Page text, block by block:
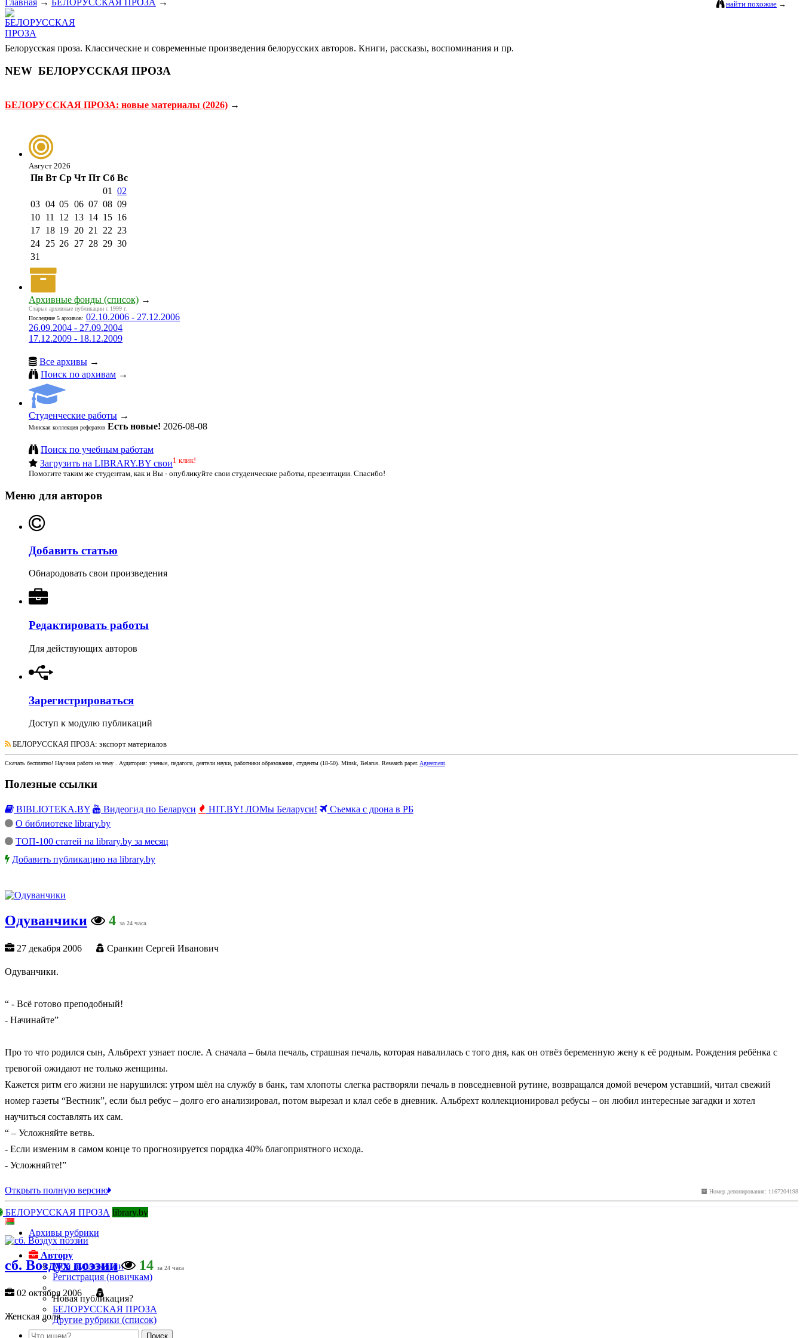
найти похожие →
Главная → БЕЛОРУССКАЯ ПРОЗА →
Белорусская проза. Классические и современные произведения белорусских авторов. Книги, рассказы, воспоминания и пр.
NEW БЕЛОРУССКАЯ ПРОЗА
БЕЛОРУССКАЯ ПРОЗА: новые материалы (2026) →
Август 2026
Пн Вт Ср Чт Пт Сб Вс
01
02
03 04 05 06 07 08 09
10 11 12 13 14 15 16
17 18 19 20 21 22 23
24 25 26 27 28 29 30
31
Архивные фонды (список) →
Старые архивные публикации с 1999 г.
Последние 5 архивов: 02.10.2006 - 27.12.2006
26.09.2004 - 27.09.2004
17.12.2009 - 18.12.2009
Все архивы →
Поиск по архивам →
Студенческие работы →
Минская коллекция рефератов Есть новые! 2026-08-08
Поиск по учебным работам
Загрузить на LIBRARY.BY свои1 клик!
Помогите таким же студентам, как и Вы - опубликуйте свои студенческие работы, презентации. Спасибо!
Меню для авторов
Добавить статью
Обнародовать свои произведения
Редактировать работы
Для действующих авторов
Зарегистрироваться
Доступ к модулю публикаций
БЕЛОРУССКАЯ ПРОЗА: экспорт материалов
Скачать бесплатно! Научная работана тему . Аудитория: ученые, педагоги, деятели науки, работники образования, студенты (18-50). Minsk, Belarus. Research paper. Agreement.
Полезные ссылки
BIBLIOTEKA.BY Видеогид по Беларуси HIT.BY! ЛОМы Беларуси!
Съемка с дрона в РБ
О библиотеке library.by
ТОП-100 статей на library.by за месяц
Добавить публикацию на library.by
Одуванчики 4 за 24 часа
27 декабря 2006 Сранкин Сергей Иванович
Одуванчики.
“ - Всё готово преподобный!
- Начинайте”
Про то что родился сын, Альбрехт узнает после. А сначала – была печаль, страшная печаль, которая навалилась с того дня, как он отвёз беременную жену к её родным. Рождения ребёнка с
тревогой ожидают не только женщины.
Кажется ритм его жизни не нарушился: утром шёл на службу в банк, там хлопоты слегка растворяли печаль в повседневной рутине, возвращался домой вечером уставший, читал свежий
номер газеты “Вестник”, если был ребус – долго его анализировал, потом вырезал и клал себе в дневник. Альбрехт коллекционировал ребусы – он любил интересные загадки и хотел
научиться составлять их сам.
“ – Усложняйте ветвь.
- Если изменим в самом конце то прогнозируется порядка 40% благоприятного исхода.
- Усложняйте!”
Номер депонирования: 1167204198
Открыть полную версию
БЕЛОРУССКАЯ ПРОЗА library.by
Архивы рубрики
Автору
Мои публикации
Регистрация (новичкам)
Новая публикация?
БЕЛОРУССКАЯ ПРОЗА
Другие рубрики (список)
сб. Воздух поэзии 14 за 24 часа
02 октября 2006
Женская доля